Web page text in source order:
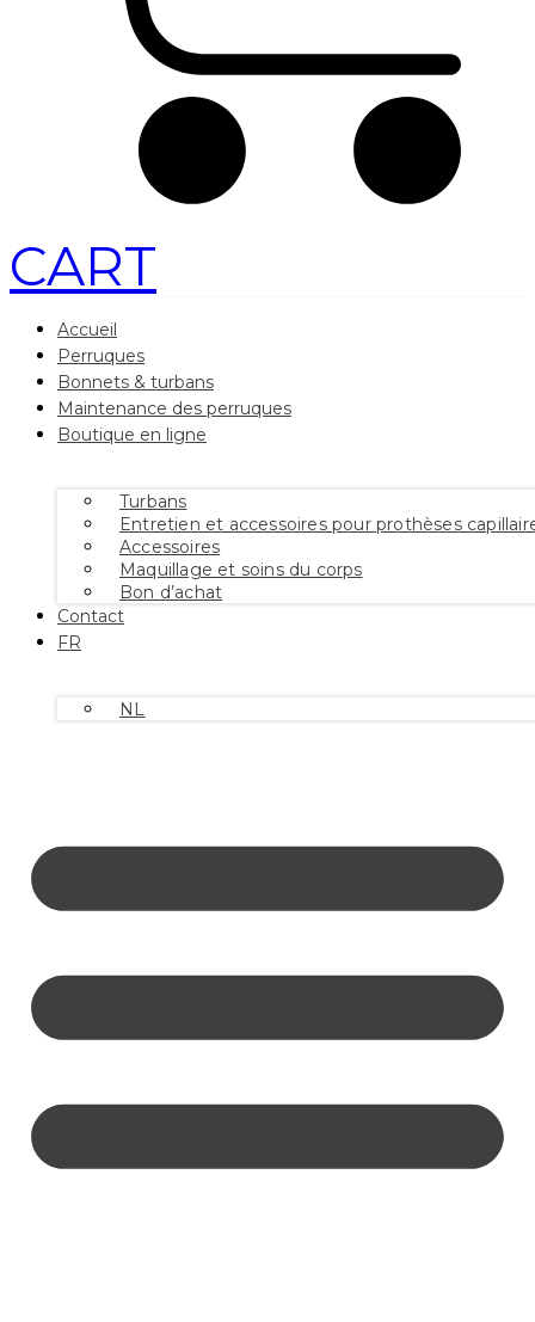
CART
Accueil
Perruques
Bonnets & turbans
Maintenance des perruques
Boutique en ligne
Turbans
Entretien et accessoires pour prothèses
Accessoires
Maquillage et soins du corps
Bon d’achat
Contact
FR
NL